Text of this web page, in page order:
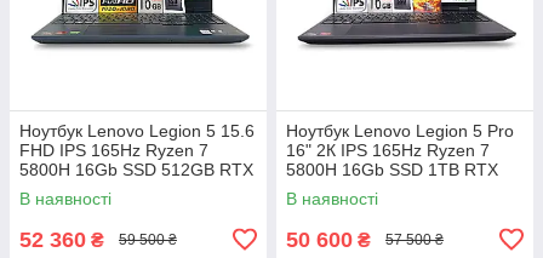
Ноутбук Lenovo Legion 5 15.6
FHD IPS 165Hz Ryzen 7
5800H 16Gb SSD 512GB RTX
3070 8GB
В наявності
52 360 ₴ 59 500 ₴
Ноутбук Lenovo Legion 5 Pro
16" 2К IPS 165Hz Ryzen 7
5800H 16Gb SSD 1TB RTX
3070 8GB
В наявності
50 600 ₴ 57 500 ₴